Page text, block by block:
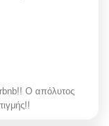
Ο απόλυτος